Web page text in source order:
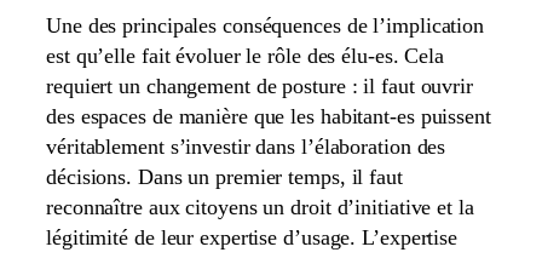
Une des principales conséquences de l’implication
est qu’elle fait évoluer le rôle des élu-es. Cela
requiert un changement de posture : il faut ouvrir
des espaces de manière que les habitant-es puissent
véritablement s’investir dans l’élaboration des
décisions. Dans un premier temps, il faut
reconnaître aux citoyens un droit d’initiative et la
légitimité de leur expertise d’usage. L’expertise